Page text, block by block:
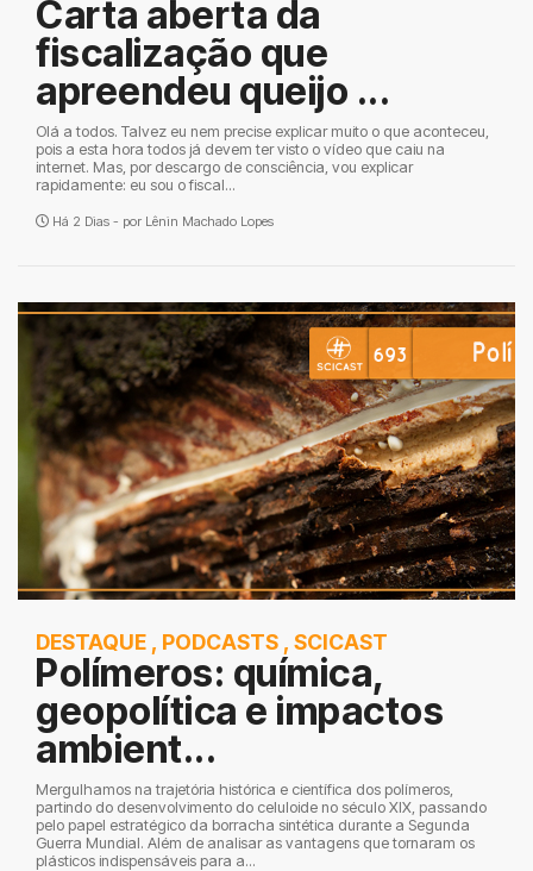
Carta aberta da
fiscalização que
apreendeu queijo ...
Olá a todos. Talvez eu nem precise explicar muito o que aconteceu,
pois a esta hora todos já devem ter visto o vídeo que caiu na
internet. Mas, por descargo de consciência, vou explicar
rapidamente: eu sou o fiscal...
Há 2 Dias - por Lênin Machado Lopes
DESTAQUE , PODCASTS , SCICAST
Polímeros: química,
geopolítica e impactos
ambient...
Mergulhamos na trajetória histórica e científica dos polímeros,
partindo do desenvolvimento do celuloide no século XIX, passando
pelo papel estratégico da borracha sintética durante a Segunda
Guerra Mundial. Além de analisar as vantagens que tornaram os
plásticos indispensáveis para a...